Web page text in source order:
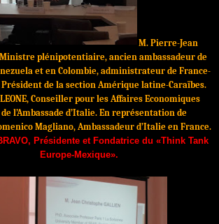
M.Pierre-Jean
plénipotentiaire, ancien ambassadeur de
et en Colombie, administrateur de France-
de la section Amérique latine-Caraïbes.
Conseiller pour les Affaires Economiques
l’Ambassade d’Italie.En représentation de
Magliano, Ambassadeur d’Italie en France.
Présidente et Fondatrice du «Think Tank
Europe-Mexique».